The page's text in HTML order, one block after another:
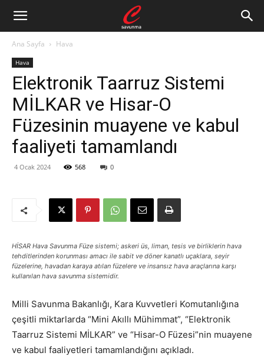
Ana Sayfa Hava
Hava
Elektronik Taarruz Sistemi
MİLKAR ve Hisar-O
Füzesinin muayene ve kabul
faaliyeti tamamlandı
4 Ocak 2024 568 0
HİSAR Hava Savunma Füze sistemi; askeri üs, liman, tesis ve birliklerin hava
tehditlerinden korunması amacı ile sabit ve döner kanatlı uçaklara, seyir
füzelerine, havadan karaya atılan füzelere ve insansız hava araçlarına karşı
kullanılan hava savunma sistemidir.
Milli Savunma Bakanlığı, Kara Kuvvetleri Komutanlığına
çeşitli miktarlarda “Mini Akıllı Mühimmat”, “Elektronik
Taarruz Sistemi MİLKAR” ve “Hisar-O Füzesi”nin muayene
ve kabul faaliyetleri tamamlandığını açıkladı.